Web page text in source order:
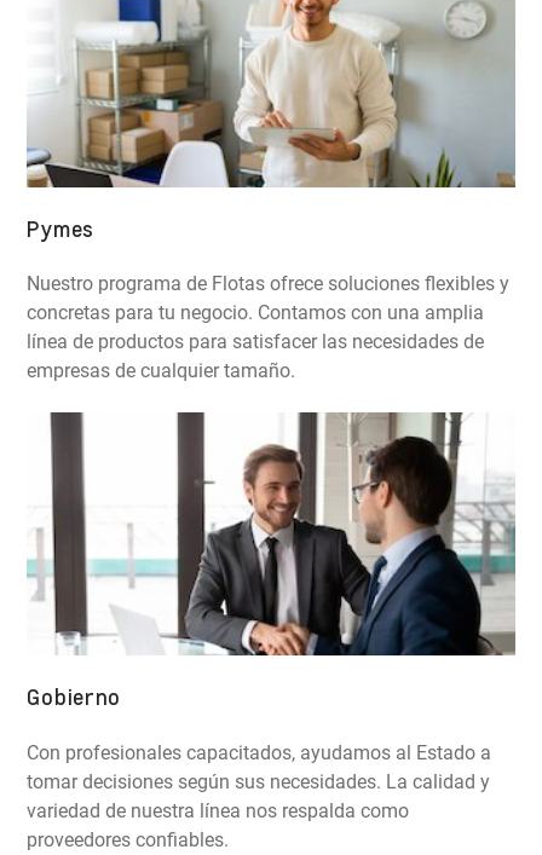
Pymes
Nuestro programa de Flotas ofrece soluciones flexibles y
concretas para tu negocio. Contamos con una amplia
línea de productos para satisfacer las necesidades de
empresas de cualquier tamaño.
Gobierno
Con profesionales capacitados, ayudamos al Estado a
tomar decisiones según sus necesidades. La calidad y
variedad de nuestra línea nos respalda como
proveedores confiables.